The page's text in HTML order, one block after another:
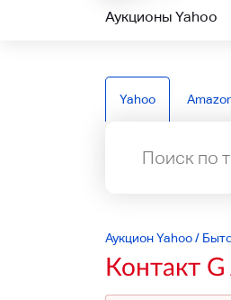
Аукционы Yahoo
Yahoo
Аукцион Yahoo/
Контакт